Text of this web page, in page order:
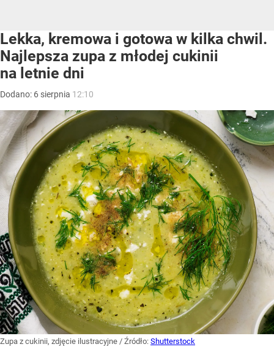
Lekka, kremowa i gotowa w kilka chwil.
Najlepsza zupa z młodej cukinii
na letnie dni
Dodano: 6 sierpnia 12:10
Zupa z cukinii, zdjęcie ilustracyjne / Źródło: Shutterstock